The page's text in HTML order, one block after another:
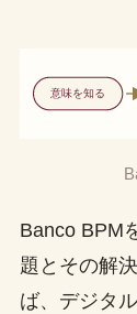
意味を知る
Banco BPM
題とその解
ば、デジタ